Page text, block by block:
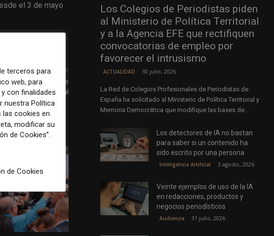
el 3 de mayo
Artículo siguiente
logra tasas de
a la media nacional
Los Colegios de Periodistas piden
al Ministerio de Política Territorial
y a la Agencia EFE que rectifiquen
convocatorias de empleo por
favorecer el intrusismo
ACTUALIDAD 30 julio, 2026
La Red de Colegios Profesionales de Periodistas de
España ha solicitado al Ministerio de Política Territorial y
Memoria Democrática que modifique las bases de...
Los detectores de IA no bastan
para saber si un contenido ha
sido escrito por una persona
Inteligencia Artificial 3 agosto, 2026
Veinte ejemplos de uso de la IA
en redacciones, productos y
negocios periodísticos
Audiencia 31 julio, 2026
terceros para
web, para
con finalidades
nuestra Política
las cookies en
modificar su
de Cookies”.
de Cookies